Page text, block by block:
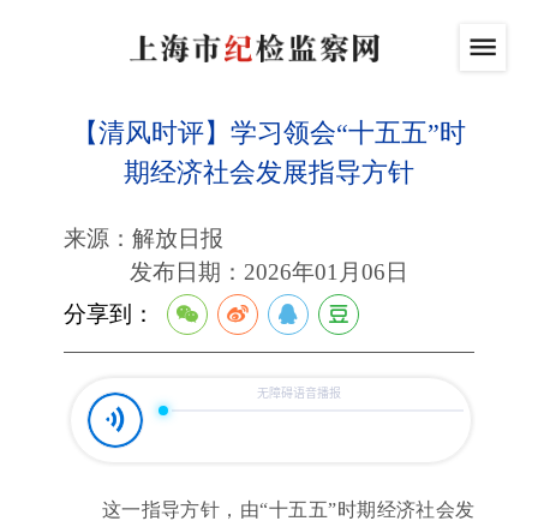
【清风时评】学习领会“十五五”时
期经济社会发展指导方针
来源：解放日报
发布日期：2026年01月06日
分享到：
这一指导方针，由“十五五”时期经济社会发